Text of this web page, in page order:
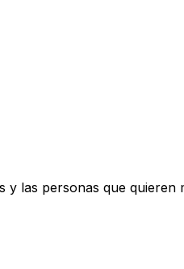
y las personas que quieren